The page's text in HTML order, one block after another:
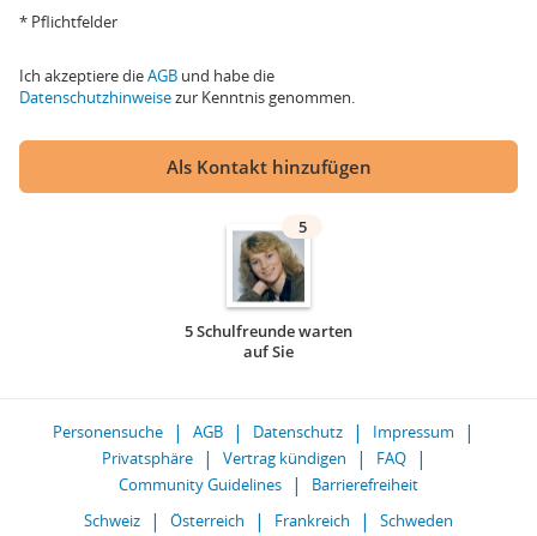
* Pflichtfelder
Ich akzeptiere dieAGB und habe die
Datenschutzhinweisezur Kenntnis genommen.
Als Kontakt hinzufügen
5
5 Schulfreunde warten
auf Sie
Personensuche AGB Datenschutz
Impressum
Privatsphäre
Vertrag kündigen
FAQ
Community Guidelines
Barrierefreiheit
Schweiz
Österreich Frankreich Schweden